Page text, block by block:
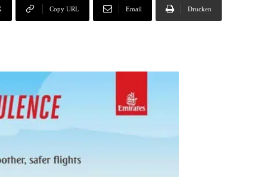
Copy URL Email Drucken